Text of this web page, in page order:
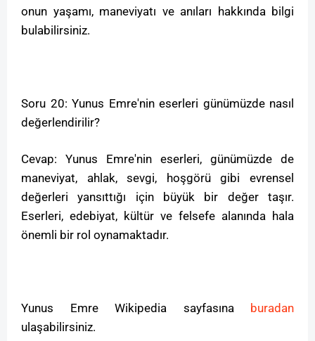
onun yaşamı, maneviyatı ve anıları hakkında bilgi
bulabilirsiniz.
Soru 20: Yunus Emre'nin eserleri günümüzde nasıl
değerlendirilir?
Cevap: Yunus Emre'nin eserleri, günümüzde de
maneviyat, ahlak, sevgi, hoşgörü gibi evrensel
değerleri yansıttığı için büyük bir değer taşır.
Eserleri, edebiyat, kültür ve felsefe alanında hala
önemli bir rol oynamaktadır.
Yunus Emre Wikipedia sayfasına buradan
ulaşabilirsiniz.